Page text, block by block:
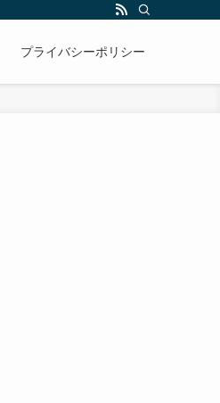
プライバシーポリシー